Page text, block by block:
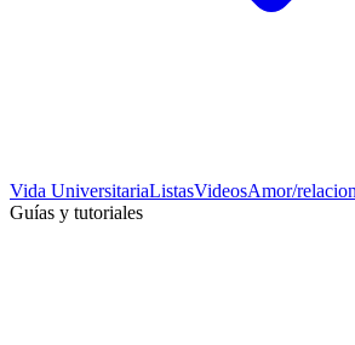
Vida UniversitariaListasVideosAmor/
Guías y tutoriales